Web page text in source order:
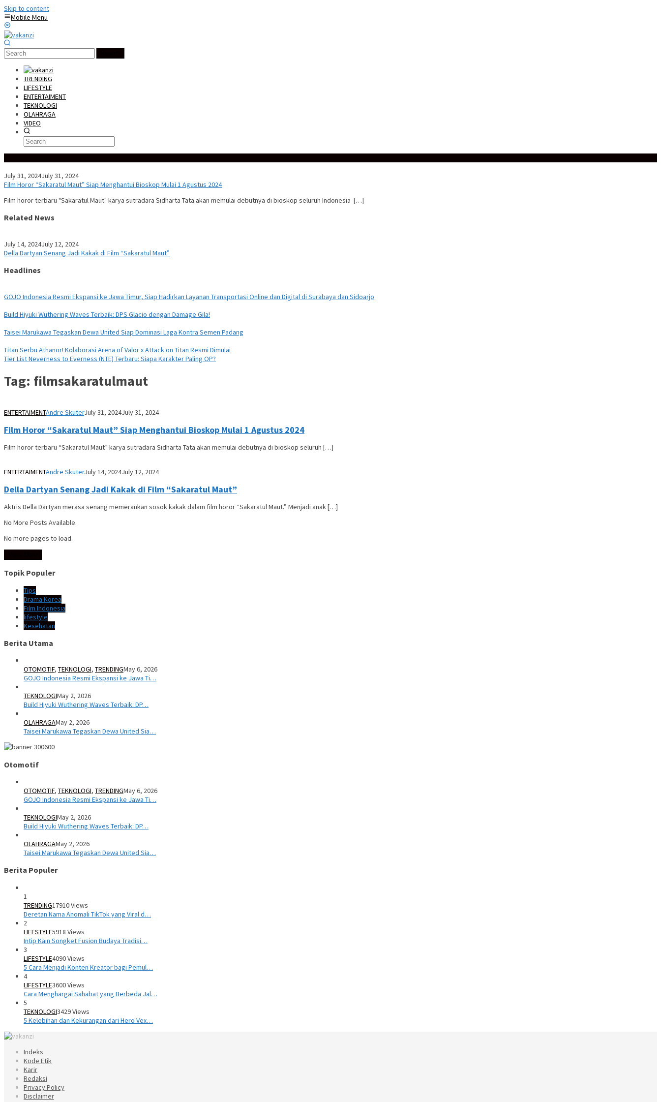
Skip to content
Mobile Menu
TRENDING
LIFESTYLE
ENTERTAIMENT
TEKNOLOGI
OLAHRAGA
VIDEO
July 31, 2024July 31, 2024
Film Horor “Sakaratul Maut” Siap Menghantui Bioskop Mulai 1 Agustus 2024
Film horor terbaru "Sakaratul Maut" karya sutradara Sidharta Tata akan memulai debutnya di bioskop seluruh Indonesia […]
Related News
July 14, 2024July 12, 2024
Della Dartyan Senang Jadi Kakak di Film “Sakaratul Maut”
Headlines
GOJO Indonesia Resmi Ekspansi ke Jawa Timur, Siap Hadirkan Layanan Transportasi Online dan Digital di Surabaya dan Sidoarjo
Build Hiyuki Wuthering Waves Terbaik: DPS Glacio dengan Damage Gila!
Taisei Marukawa Tegaskan Dewa United Siap Dominasi Laga Kontra Semen Padang
Titan Serbu Athanor! Kolaborasi Arena of Valor x Attack on Titan Resmi Dimulai
Tier List Neverness to Everness (NTE) Terbaru: Siapa Karakter Paling OP?
Tag: filmsakaratulmaut
ENTERTAIMENTAndre SkuterJuly 31, 2024July 31, 2024
Film Horor “Sakaratul Maut” Siap Menghantui Bioskop Mulai 1 Agustus 2024
Film horor terbaru “Sakaratul Maut” karya sutradara Sidharta Tata akan memulai debutnya di bioskop seluruh […]
ENTERTAIMENTAndre SkuterJuly 14, 2024July 12, 2024
Della Dartyan Senang Jadi Kakak di Film “Sakaratul Maut”
Aktris Della Dartyan merasa senang memerankan sosok kakak dalam film horor “Sakaratul Maut.” Menjadi anak […]
No More Posts Available.
No more pages to load.
Topik Populer
Tips
Drama Korea
Film Indonesia
lifestyle
Kesehatan
Berita Utama
OTOMOTIF, TEKNOLOGI, TRENDINGMay 6, 2026
GOJO Indonesia Resmi Ekspansi ke Jawa Ti…
TEKNOLOGIMay 2, 2026
Build Hiyuki Wuthering Waves Terbaik: DP…
OLAHRAGAMay 2, 2026
Taisei Marukawa Tegaskan Dewa United Sia…
Otomotif
OTOMOTIF, TEKNOLOGI, TRENDINGMay 6, 2026
GOJO Indonesia Resmi Ekspansi ke Jawa Ti…
TEKNOLOGIMay 2, 2026
Build Hiyuki Wuthering Waves Terbaik: DP…
OLAHRAGAMay 2, 2026
Taisei Marukawa Tegaskan Dewa United Sia…
Berita Populer
1
TRENDING17910 Views
Deretan Nama Anomali TikTok yang Viral d…
2
LIFESTYLE5918 Views
Intip Kain Songket Fusion Budaya Tradisi…
3
LIFESTYLE4090 Views
5 Cara Menjadi Konten Kreator bagi Pemul…
4
LIFESTYLE3600 Views
Cara Menghargai Sahabat yang Berbeda Jal…
5
TEKNOLOGI3429 Views
5 Kelebihan dan Kekurangan dari Hero Vex…
Indeks
Kode Etik
Karir
Redaksi
Privacy Policy
Disclaimer